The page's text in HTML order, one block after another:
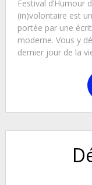
Festival d’Humour
(in)volontaire est
portée par une
moderne. Vous y
dernier jour de la